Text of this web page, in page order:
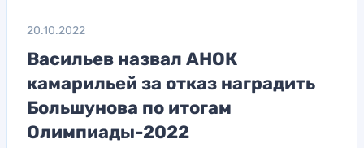
20.10.2022
Васильев назвал АНОК
камарильей за отказ наградить
Большунова по итогам
Олимпиады-2022